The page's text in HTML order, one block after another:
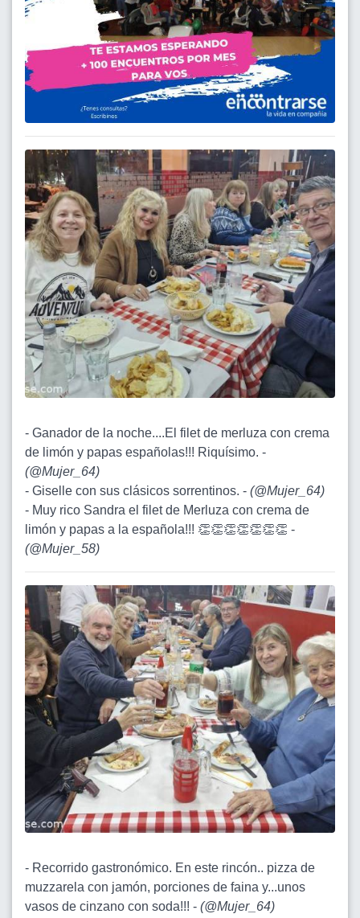
- Ganador de la noche....El filet de merluza con crema
de limón y papas españolas!!! Riquísimo. -
(@Mujer_64)
- Giselle con sus clásicos sorrentinos. - (@Mujer_64)
- Muy rico Sandra el filet de Merluza con crema de
limón y papas a la española!!! 👏👏👏👏👏👏👏 -
(@Mujer_58)
- Recorrido gastronómico. En este rincón.. pizza de
muzzarela con jamón, porciones de faina y...unos
vasos de cinzano con soda!!! - (@Mujer_64)